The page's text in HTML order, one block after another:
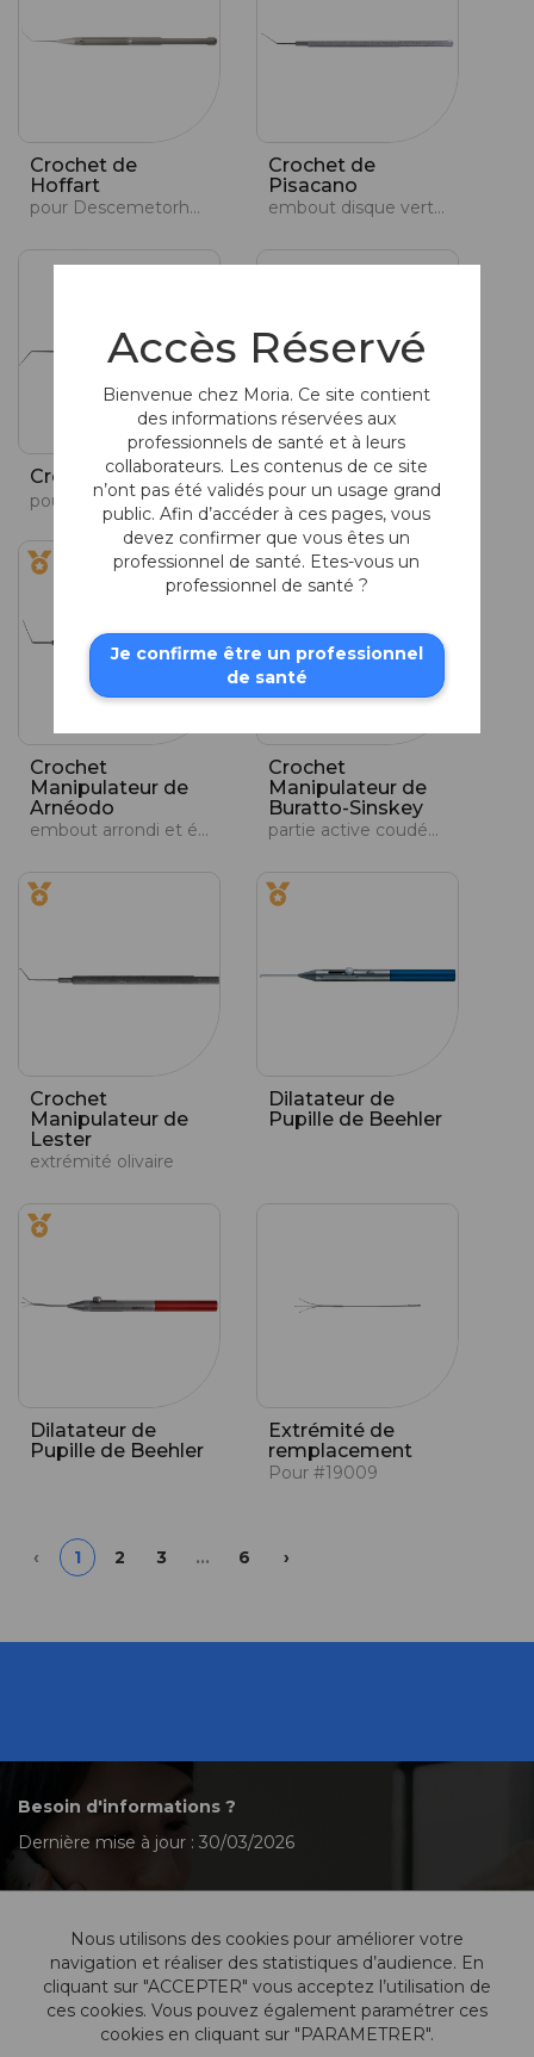
Crochet de
Hoffart
pour Descemetorhexis
Crochet de
Pisacano
embout disque vertical
Crochet de Price
pour DSAEK, DMEK
Crochet de Tanito
pour trabéculotomie ab-interno
Crochet
Manipulateur de
Arnéodo
embout arrondi et émoussé
Crochet
Manipulateur de
Buratto-Sinskey
partie active coudée avec une extrémité de 0,7 mm
Crochet
Manipulateur de
Lester
extrémité olivaire
Dilatateur de
Pupille de Beehler
Dilatateur de
Pupille de Beehler
Extrémité de
remplacement
Pour #19009
‹Previous
1 2 3 … 6 Suivant
›
Besoin d'informations ?
Dernière mise à jour : 30/03/2026
Contactez-nous
Nous utilisons des cookies pour améliorer votre
navigation et réaliser des statistiques d’audience. En
cliquant sur "ACCEPTER" vous acceptez l’utilisation de
ces cookies. Vous pouvez également paramétrer ces
cookies en cliquant sur "PARAMETRER".
Accès Réservé
Bienvenue chez Moria. Ce site contient
des informations réservées aux
professionnels de santé et à leurs
collaborateurs. Les contenus de ce site
n’ont pas été validés pour un usage grand
public. Afin d’accéder à ces pages, vous
devez confirmer que vous êtes un
professionnel de santé. Etes-vous un
professionnel de santé ?
Je confirme être un professionnel
de santé